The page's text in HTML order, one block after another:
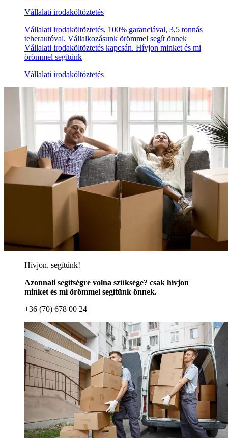
Vállalati irodaköltöztetés
Vállalati irodaköltöztetés, 100% garanciával, 3,5 tonnás
teherautóval. Vállalkozásunk örömmel segít önnek
Vállalati irodaköltöztetés kapcsán. Hívjon minket és mi
örömmel segítünk
Vállalati irodaköltöztetés
Hívjon, segítünk!
Azonnali segítségre volna szüksége? csak hívjon
minket és mi örömmel segítünk önnek.
+36 (70) 678 00 24